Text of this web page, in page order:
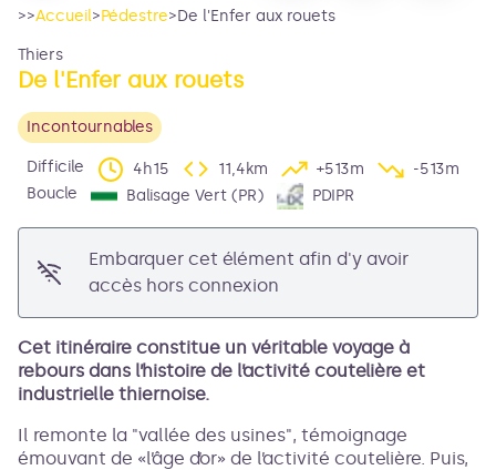
>>Accueil>Pédestre>De l'Enfer aux rouets
Thiers
De l'Enfer aux rouets
Incontournables
Difficile 4h15 11,4km +513m
-513m
Boucle
Balisage Vert (PR) PDIPR
Embarquer cet élément afin d'y avoir
accès hors connexion
Cet itinéraire constitue un véritable voyage à
rebours dans l’histoire de l’activité coutelière et
industrielle thiernoise.
Il remonte la "vallée des usines", témoignage
émouvant de «l’âge d’or» de l’activité coutelière. Puis,